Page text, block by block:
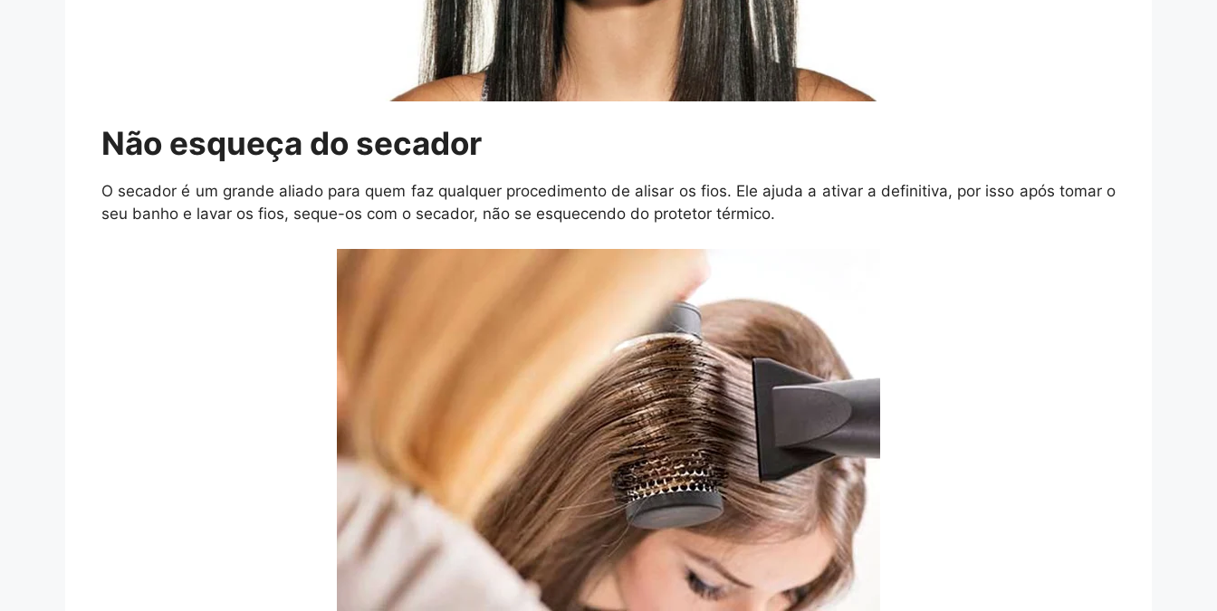
Não esqueça do secador
O secador é um grande aliado para quem faz qualquer procedimento de alisar os fios. Ele ajuda a ativar a definitiva, por isso após tomar o
seu banho e lavar os fios, seque-os com o secador, não se esquecendo do protetor térmico.